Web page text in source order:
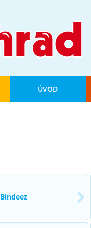
ÚVOD
Bindeez